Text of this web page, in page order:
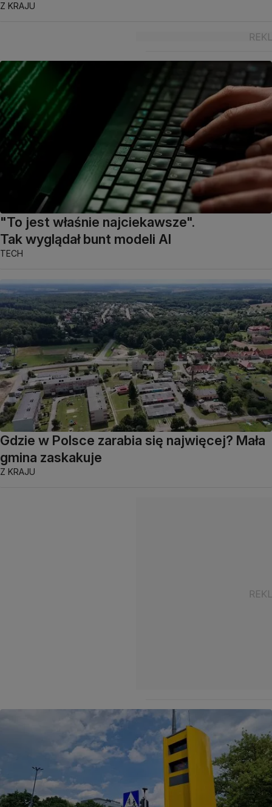
Z KRAJU
"To jest właśnie najciekawsze".
Tak wyglądał bunt modeli AI
TECH
Gdzie w Polsce zarabia się najwięcej? Mała
gmina zaskakuje
Z KRAJU